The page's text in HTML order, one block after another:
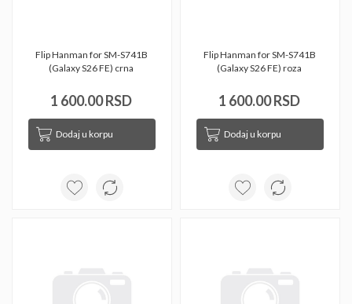
Flip Hanman for SM-S741B
(Galaxy S26 FE) crna
1 600.00 RSD
Dodaj u korpu
Flip Hanman for SM-S741B
(Galaxy S26 FE) roza
1 600.00 RSD
Dodaj u korpu